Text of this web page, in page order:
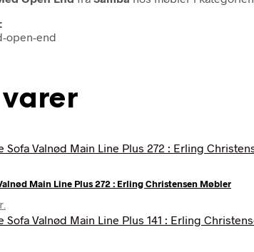
open-end
Main Line Plus 272 : Erling Christensen Møbler
aktuelle